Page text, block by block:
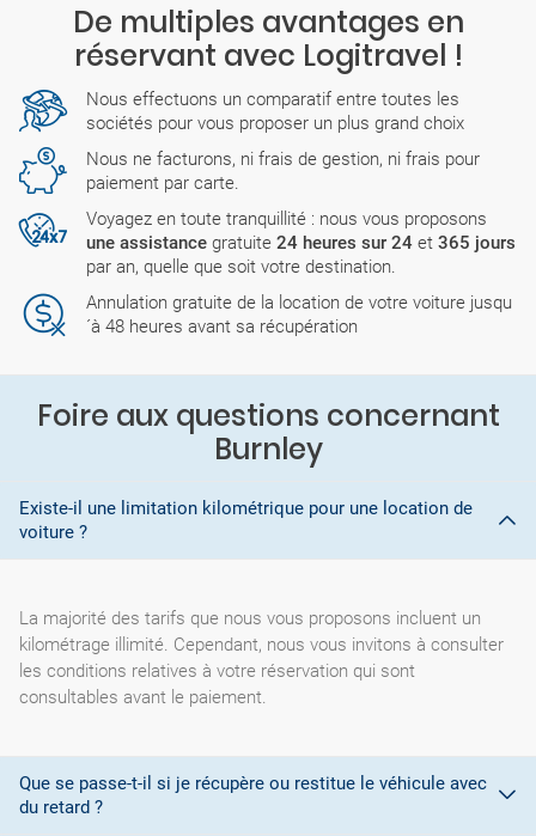
De multiples avantages en
réservant avec Logitravel !
Nous effectuons un comparatif entre toutes les
sociétés pour vous proposer un plus grand choix
Nous ne facturons, ni frais de gestion, ni frais pour
paiement par carte.
Voyagez en toute tranquillité : nous vous proposons
une assistance gratuite 24 heures sur 24 et 365 jours
par an, quelle que soit votre destination.
Annulation gratuite de la location de votre voiture jusqu
´à 48 heures avant sa récupération
Foire aux questions concernant
Burnley
Existe-il une limitation kilométrique pour une location de
voiture ?
La majorité des tarifs que nous vous proposons incluent un
kilométrage illimité. Cependant, nous vous invitons à consulter
les conditions relatives à votre réservation qui sont
consultables avant le paiement.
Que se passe-t-il si je récupère ou restitue le véhicule avec
du retard ?